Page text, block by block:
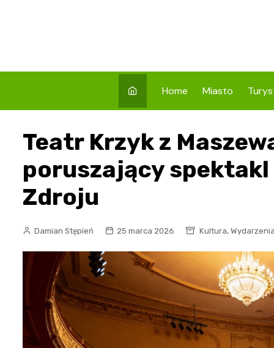
Home Miasto
Teatr Krzyk z
poruszający
Zdroju
Damian Stępień 25 marca 2026 Kultura, Wydarzenia